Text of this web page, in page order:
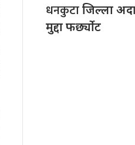
धनकुटाजिल्ला
मुद्दा फर्छ्योट